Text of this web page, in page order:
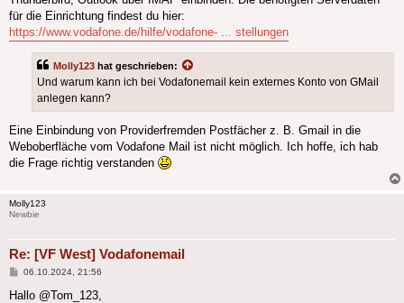
für die Einrichtung findest du hier:
https://www.vodafone.de/hilfe/vodafone- ... stellungen
Molly123 hat geschrieben:
Und warum kann ich bei Vodafonemail kein externes Konto von GMail
anlegen kann?
Eine Einbindung von Providerfremden Postfächer z. B. Gmail in die
Weboberfläche vom Vodafone Mail ist nicht möglich. Ich hoffe, ich hab
die Frage richtig verstanden
Molly123
Newbie
Re: [VF West] Vodafonemail
Beitrag
06.10.2024, 21:56
Hallo @Tom_123,